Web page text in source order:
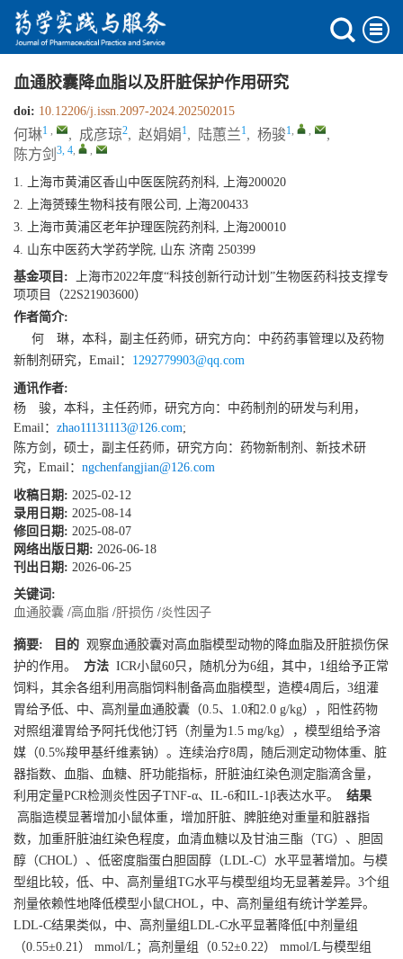
血通胶囊降血脂以及肝脏保护作用研究
doi: 10.12206/j.issn.2097-2024.202502015
何琳1 , , 成彦琼2, 赵娟娟1, 陆蕙兰1, 杨骏1, ,
,
陈方剑 3, 4, ,
1. 上海市黄浦区香山中医医院药剂科, 上海200020
2. 上海赟臻生物科技有限公司, 上海200433
3. 上海市黄浦区老年护理医院药剂科, 上海200010
4. 山东中医药大学药学院, 山东 济南 250399
基金项目: 上海市2022年度“科技创新行动计划”生物医药科技支撑专
项项目（22S21903600）
作者简介:
何 琳，本科，副主任药师，研究方向：中药药事管理以及药物
新制剂研究，Email： 1292779903@qq.com
通讯作者:
杨 骏，本科，主任药师，研究方向：中药制剂的研发与利用，
Email： zhao11131113@126.com;
陈方剑，硕士，副主任药师，研究方向：药物新制剂、新技术研
究，Email： ngchenfangjian@126.com
收稿日期: 2025-02-12
录用日期: 2025-08-14
修回日期: 2025-08-07
网络出版日期: 2026-06-18
刊出日期: 2026-06-25
关键词:
血通胶囊 /高血脂 /肝损伤 /炎性因子
摘要: 目的 观察血通胶囊对高血脂模型动物的降血脂及肝脏损伤保
护的作用。
方法 ICR小鼠60只，随机分为6组，其中，1组给予正常
饲料，其余各组利用高脂饲料制备高血脂模型，造模4周后，3组灌
胃给予低、中、高剂量血通胶囊（0.5、1.0和2.0 g/kg），阳性药物
对照组灌胃给予阿托伐他汀钙（剂量为1.5 mg/kg），模型组给予溶
媒（0.5%羧甲基纤维素钠）。连续治疗8周，随后测定动物体重、脏
器指数、血脂、血糖、肝功能指标，肝脏油红染色测定脂滴含量，
利用定量PCR检测炎性因子TNF-α、IL-6和IL-1β表达水平。
结果
高脂造模显著增加小鼠体重，增加肝脏、脾脏绝对重量和脏器指
数，加重肝脏油红染色程度，血清血糖以及甘油三酯（TG）、胆固
醇（CHOL）、低密度脂蛋白胆固醇（LDL-C）水平显著增加。与模
型组比较，低、中、高剂量组TG水平与模型组均无显著差异。3个组
剂量依赖性地降低模型小鼠CHOL，中、高剂量组有统计学差异。
LDL-C结果类似，中、高剂量组LDL-C水平显著降低[中剂量组
（0.55±0.21） mmol/L；高剂量组（0.52±0.22） mmol/L与模型组